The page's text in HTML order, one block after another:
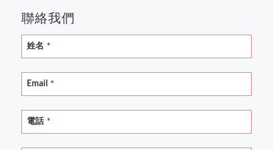
聯絡我們
姓名 *
Email *
電話 *